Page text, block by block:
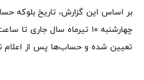
تعیین شده و حساب‌ها پس از اعلام